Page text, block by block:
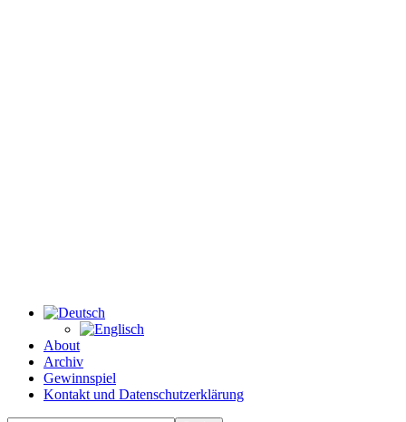
About
Archiv
Gewinnspiel
Kontakt und Datenschutzerklärung